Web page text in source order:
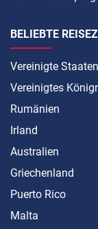
BELIEBTE
Vereinigte
Vereinigtes
Rumänien
Irland
Australien
Griechenland
Puerto Rico
Malta